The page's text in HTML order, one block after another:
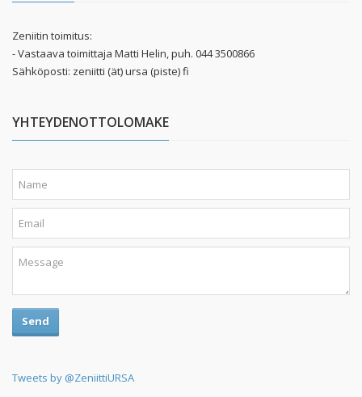
Zeniitin toimitus:
- Vastaava toimittaja Matti Helin, puh. 044 3500866
Sähköposti: zeniitti (ät) ursa (piste) fi
YHTEYDENOTTOLOMAKE
Send
Tweets by @ZeniittiURSA